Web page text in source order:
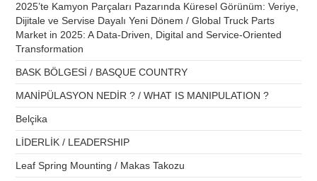
2025’te Kamyon Parçaları Pazarında Küresel Görünüm: Veriye,
Dijitale ve Servise Dayalı Yeni Dönem / Global Truck Parts
Market in 2025: A Data-Driven, Digital and Service-Oriented
Transformation
BASK BÖLGESİ / BASQUE COUNTRY
MANİPÜLASYON NEDİR ? / WHAT IS MANIPULATION ?
Belçika
LİDERLİK / LEADERSHIP
Leaf Spring Mounting / Makas Takozu